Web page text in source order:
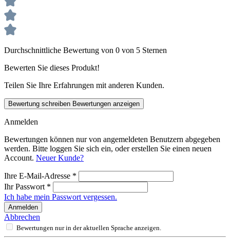
Durchschnittliche Bewertung von 0 von 5 Sternen
Bewerten Sie dieses Produkt!
Teilen Sie Ihre Erfahrungen mit anderen Kunden.
Bewertung schreiben Bewertungen anzeigen
Anmelden
Bewertungen können nur von angemeldeten Benutzern abgegeben
werden. Bitte loggen Sie sich ein, oder erstellen Sie einen neuen
Account. Neuer Kunde?
Ihre E-Mail-Adresse *
Ihr Passwort *
Ich habe mein Passwort vergessen.
Anmelden
Abbrechen
Bewertungen nur in der aktuellen Sprache anzeigen.